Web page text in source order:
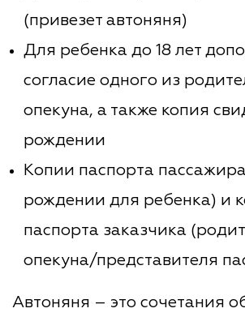
(привезет автоняня)
Для ребенка до 18 лет
согласие одного из
опекуна, а также копия
рождении
Копии паспорта
рождении для ребенка) и
паспорта заказчика
опекуна/представителя
Автоняня – это сочетания